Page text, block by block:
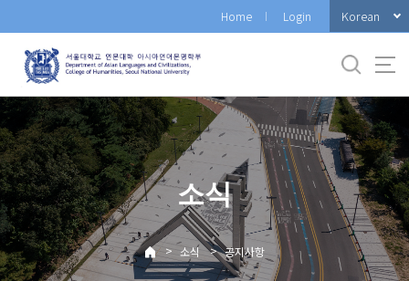
로
메
뉴
Home Login Korean
소식
> 소식 > 공지사항